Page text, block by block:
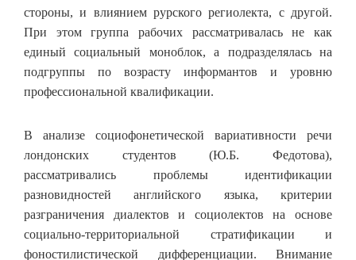
стороны, и влиянием рурского региолекта, с другой.
При этом группа рабочих рассматривалась не как
единый социальный моноблок, а подразделялась на
подгруппы по возрасту информантов и уровню
профессиональной квалификации.
В анализе социофонетической вариативности речи
лондонских студентов (Ю.Б. Федотова),
рассматривались проблемы идентификации
разновидностей английского языка, критерии
разграничения диалектов и социолектов на основе
социально-территориальной стратификации и
фоностилистической дифференциации. Внимание